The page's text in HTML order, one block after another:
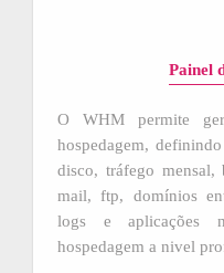
Painel
O WHM permite
hospedagem,
disco, tráfego mensal,
mail, ftp, domínios
logs e aplicações
hospedagem a nivel